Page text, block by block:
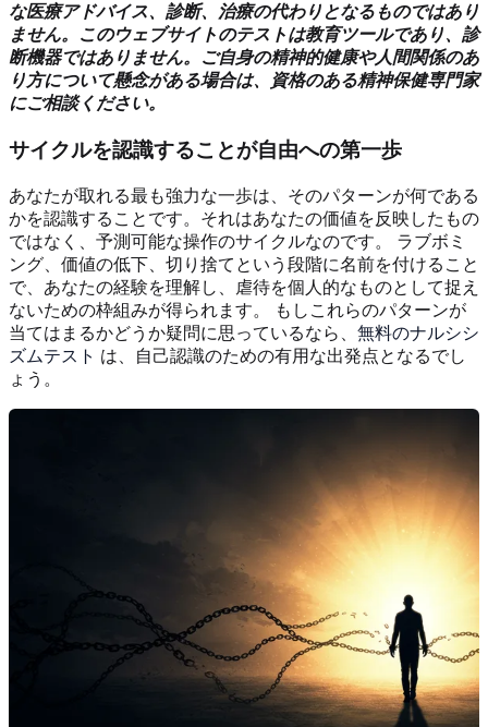
な医療アドバイス、診断、治療の代わりとなるものではあり
ません。このウェブサイトのテストは教育ツールであり、診
断機器ではありません。ご自身の精神的健康や人間関係のあ
り方について懸念がある場合は、資格のある精神保健専門家
にご相談ください。
サイクルを認識することが自由への第一歩
あなたが取れる最も強力な一歩は、そのパターンが何である
かを認識することです。それはあなたの価値を反映したもの
ではなく、予測可能な操作のサイクルなのです。 ラブボミ
ング、価値の低下、切り捨てという段階に名前を付けること
で、あなたの経験を理解し、虐待を個人的なものとして捉え
ないための枠組みが得られます。 もしこれらのパターンが
当てはまるかどうか疑問に思っているなら、 無料のナルシシ
ズムテスト は、自己認識のための有用な出発点となるでし
ょう。